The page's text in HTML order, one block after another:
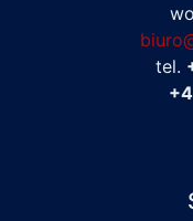
tel.